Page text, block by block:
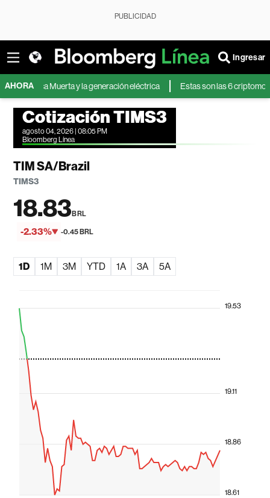
PUBLICIDAD
Ingresar
AHORA
Vaca Muerta y la generación eléctrica Estas son las 6 criptomonedas
Cotización TIMS3
agosto 04, 2026 | 08:05 PM
Bloomberg Línea
TIM SA/Brazil
TIMS3
18.83BRL
-2.33% -0.45 BRL
1D 1M 3M YTD 1A 3A 5A
18.61
18.86
19.11
19.53